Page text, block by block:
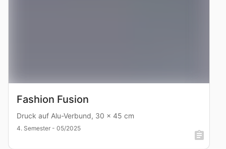
Fashion Fusion
Druck auf Alu-Verbund, 30 x 45 cm
4. Semester - 05/2025